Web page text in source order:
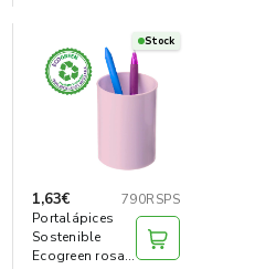
Stock
1,63€
790RSPS
Portalápices
Sostenible
Ecogreen rosa